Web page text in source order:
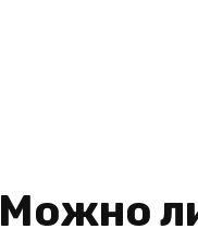
Можно